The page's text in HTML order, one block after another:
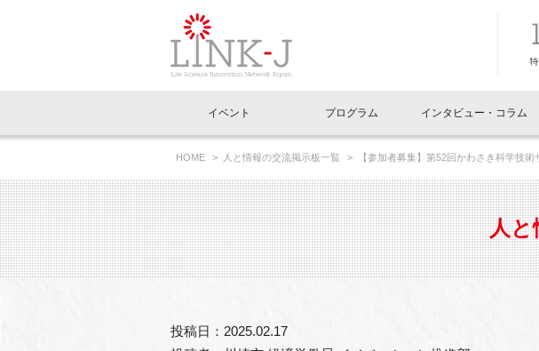
イベントお知らせメール登録
イベント
イベント一覧
LINK-J主催・共催 特別会員開催
LINK-J協賛・協力 出展・参加
プログラム
Out of Box相談室 What's
インタビュー・コラム
インタビュー・コラム一覧
スペシャルインタビュー ベンチャー
連載コラム サポーター
ニュース一覧
トピック プレスリリース
メディア情報 海外関連
協賛・協力
理事長挨拶 Why in
国内外連携 サポーター
組織概要 パンフレット
特別会員一覧 特別会員に
専用メニューはこちら
ラウンジ・会議室 オフィス・
アクセス
HOME 人と情報の交流掲示板一覧 【参加者募集】第52回かわさき科学技
人と
投稿日：2025.02.17